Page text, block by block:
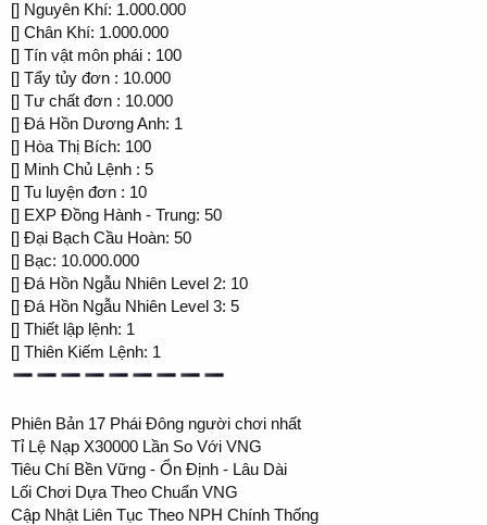
[️] Nguyên Khí: 1.000.000
[️] Chân Khí: 1.000.000
[️] Tín vật môn phái : 100
[️] Tẩy tủy đơn : 10.000
[️] Tư chất đơn : 10.000
[️] Đá Hồn Dương Anh: 1
[️] Hòa Thị Bích: 100
[️] Minh Chủ Lệnh : 5
[️] Tu luyện đơn : 10
[️] EXP Đồng Hành - Trung: 50
[️] Đại Bạch Cầu Hoàn: 50
[️] Bạc: 10.000.000
[️] Đá Hồn Ngẫu Nhiên Level 2: 10
[️] Đá Hồn Ngẫu Nhiên Level 3: 5
[️] Thiết lập lệnh: 1
[️] Thiên Kiếm Lệnh: 1
Phiên Bản 17 Phái Đông người chơi nhất
Tỉ Lệ Nạp X30000 Lần So Với VNG
Tiêu Chí Bền Vững - Ổn Định - Lâu Dài
Lối Chơi Dựa Theo Chuẩn VNG
Cập Nhật Liên Tục Theo NPH Chính Thống